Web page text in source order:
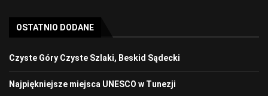
OSTATNIO DODANE
Czyste Góry Czyste Szlaki, Beskid Sądecki
Najpiękniejsze miejsca UNESCO w Tunezji